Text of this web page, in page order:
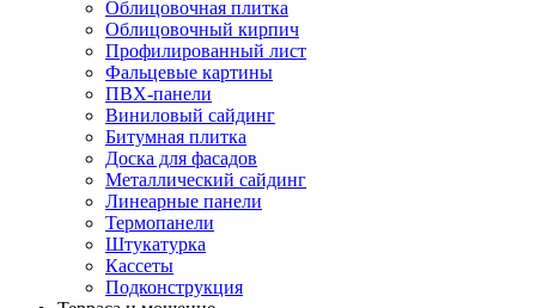
Облицовочная плитка
Облицовочный кирпич
Профилированный лист
Фальцевые картины
ПВХ-панели
Виниловый сайдинг
Битумная плитка
Доска для фасадов
Металлический сайдинг
Линеарные панели
Термопанели
Штукатурка
Кассеты
Подконструкция